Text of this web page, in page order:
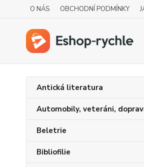
O NÁS OBCHODNÍ PODMÍNKY
Antická literatura
Automobily, veteráni,
Beletrie
Bibliofilie